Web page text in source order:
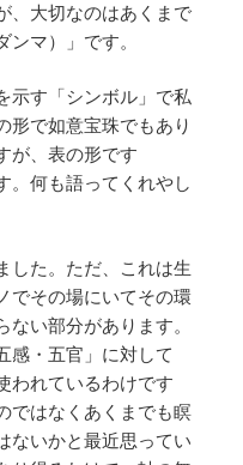
、大切なのはあくまで
ンマ）」です。
示す「シンボル」で私
形で如意宝珠でもあり
が、表の形です
。何も語ってくれやし
した。ただ、これは生
でその場にいてその環
い部分があります。
感・五官」に対して
われているわけです
ではなくあくまでも瞑
ないかと最近思ってい